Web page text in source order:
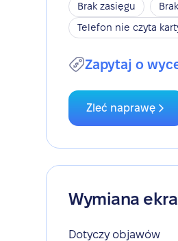
Brak zasięgu
Telefon nie czyta
Zapytaj o
Zleć naprawę
Wymiana
Dotyczy objawów